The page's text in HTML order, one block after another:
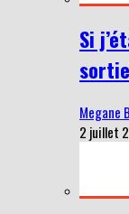
Si
Megane
2 juillet